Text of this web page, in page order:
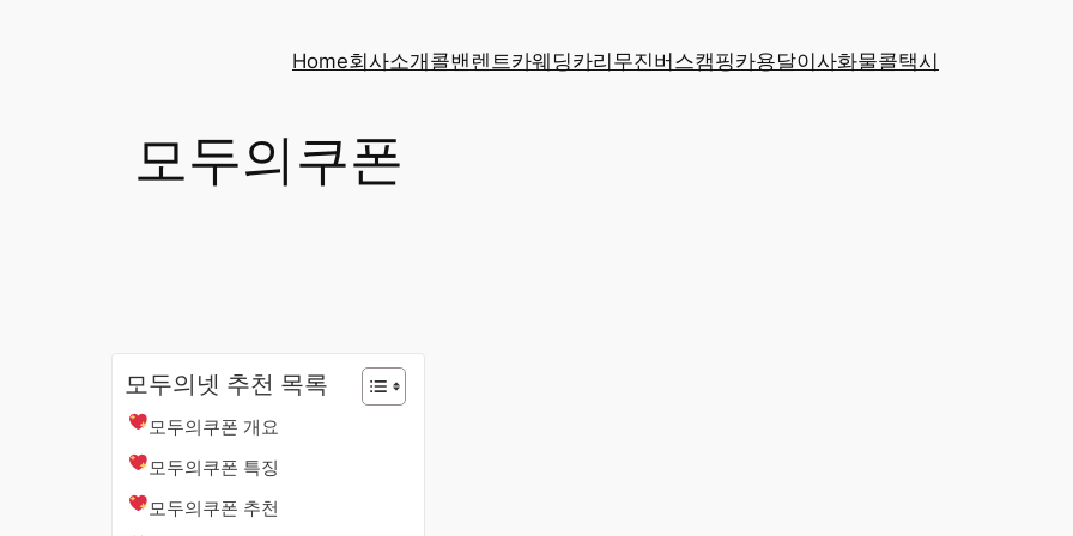
Home회사소개콜밴 렌트카웨딩카리무진버스캠핑카용달이사화물콜택시
모두의쿠폰
모두의넷 추천 목록
모두의쿠폰 개요
모두의쿠폰 특징
모두의쿠폰 추천